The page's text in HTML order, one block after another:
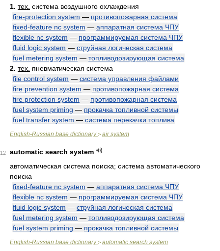
1. тех. система воздушного охлаждения
fire-protection system — противопожарная система
fixed-feature nc system — аппаратная система ЧПУ
flexible nc system — программируемая система ЧПУ
fluid logic system — струйная логическая система
fuel metering system — топливодозирующая система
2. тех. пневматическая система
file control system — система управления файлами
fire prevention system — противопожарная система
fire protection system — противопожарная система
fuel system priming — прокачка топливной системы
fuel transfer system — система перекачки топлива
English-Russian base dictionary> air system
12
automatic search system
автоматическая система поиска; система автоматического
поиска
fixed-feature nc system — аппаратная система ЧПУ
flexible nc system — программируемая система ЧПУ
fluid logic system — струйная логическая система
fuel metering system — топливодозирующая система
fuel system priming — прокачка топливной системы
English-Russian base dictionary> automatic search system